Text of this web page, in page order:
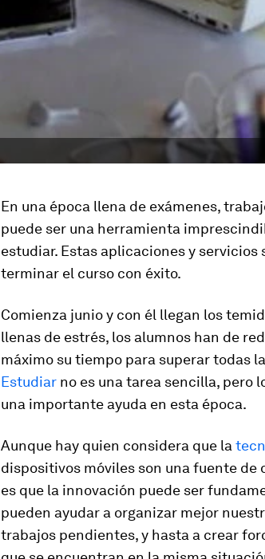
En una época llena de exámenes,
puede ser una herramienta
estudiar. Estas aplicaciones y
terminar el curso con éxito.
Comienza junio y con él llegan los
llenas de estrés, los alumnos han de
máximo su tiempo para superar todas
Estudiar no es una tarea sencilla, pero
una importante ayuda en esta época.
Aunque hay quien considera que la
dispositivos móviles son una fuente
es que la innovación puede ser
pueden ayudar a organizar mejor
trabajos pendientes, y hasta a crear